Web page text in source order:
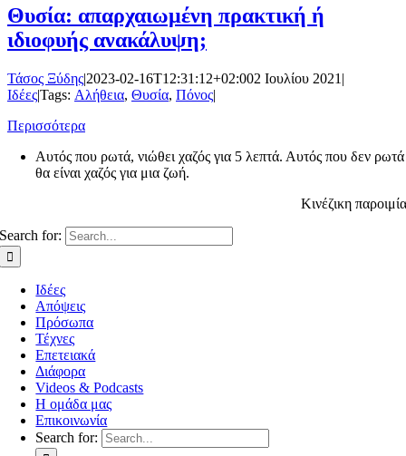
Θυσία: απαρχαιωμένη πρακτική ή
ιδιοφυής ανακάλυψη;
Τάσος Ξύδης|2023-02-16T12:31:12+02:002 Ιουλίου 2021 |
Ιδέες|Tags: Αλήθεια, Θυσία, Πόνος|
Περισσότερα
Αυτός που ρωτά, νιώθει χαζός για 5 λεπτά. Αυτός που δεν ρωτά
θα είναι χαζός για μια ζωή.
Κινέζικη παροιμία
Search for:
Ιδέες
Απόψεις
Πρόσωπα
Τέχνες
Επετειακά
Διάφορα
Videos & Podcasts
Η ομάδα μας
Επικοινωνία
Search for: